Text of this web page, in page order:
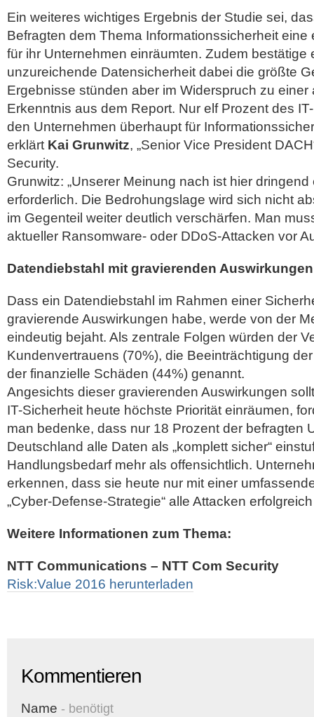
Ein weiteres wichtiges Ergebnis der Studie sei,
Befragten dem Thema Informationssicherheit
für ihr Unternehmen einräumten. Zudem bestätige
unzureichende Datensicherheit dabei die größte
Ergebnisse stünden aber im Widerspruch zu einer
Erkenntnis aus dem Report. Nur elf Prozent des
den Unternehmen überhaupt für
erklärt Kai Grunwitz, „Senior Vice President
Security.
Grunwitz: „Unserer Meinung nach ist hier
erforderlich. Die Bedrohungslage wird sich nicht
im Gegenteil weiter deutlich verschärfen. Man
aktueller Ransomware- oder DDoS-Attacken vor
Datendiebstahl mit gravierenden Auswirkungen
Dass ein Datendiebstahl im Rahmen einer
gravierende Auswirkungen habe, werde von der
eindeutig bejaht. Als zentrale Folgen würden der
Kundenvertrauens (70%), die Beeinträchtigung
der finanzielle Schäden (44%) genannt.
Angesichts dieser gravierenden Auswirkungen
IT-Sicherheit heute höchste Priorität einräumen,
man bedenke, dass nur 18 Prozent der befragten
Deutschland alle Daten als „komplett sicher“
Handlungsbedarf mehr als offensichtlich.
erkennen, dass sie heute nur mit einer
„Cyber-Defense-Strategie“ alle Attacken
Weitere Informationen zum Thema:
NTT Communications – NTT Com Security
Risk:Value 2016 herunterladen
Kommentieren
Name - benötigt